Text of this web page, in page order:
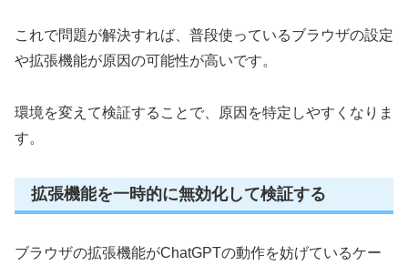
これで問題が解決すれば、普段使っているブラウザの設定
や拡張機能が原因の可能性が高いです。
環境を変えて検証することで、原因を特定しやすくなりま
す。
拡張機能を一時的に無効化して検証する
ブラウザの拡張機能がChatGPTの動作を妨げているケー